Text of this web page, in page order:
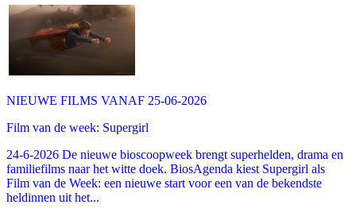
NIEUWE FILMS VANAF 25-06-2026
Film van de week: Supergirl
24-6-2026 De nieuwe bioscoopweek brengt superhelden, drama en
familiefilms naar het witte doek. BiosAgenda kiest Supergirl als
Film van de Week: een nieuwe start voor een van de bekendste
heldinnen uit het...